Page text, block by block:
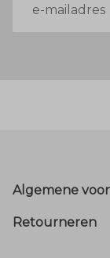
mailadres
Footer
Algemene
Retourneren